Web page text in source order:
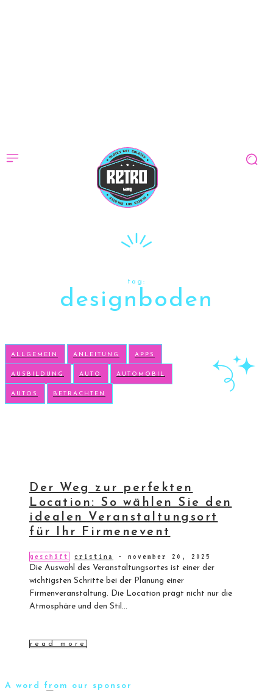
tag:
designboden
ALLGEMEIN ANLEITUNG APPS
AUSBILDUNG AUTO AUTOMOBIL
AUTOS BETRACHTEN
Der Weg zur perfekten
Location: So wählen Sie den
idealen Veranstaltungsort
für Ihr Firmenevent
geschäft cristina - november 20, 2025
Die Auswahl des Veranstaltungsortes ist einer der
wichtigsten Schritte bei der Planung einer
Firmenveranstaltung. Die Location prägt nicht nur die
Atmosphäre und den Stil...
read more
A word from our sponsor